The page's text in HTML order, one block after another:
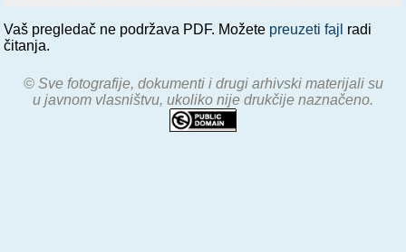
Vaš pregledač ne podržava PDF. Možete preuzeti fajl radi
čitanja.
© Sve fotografije, dokumenti i drugi arhivski materijali su
u javnom vlasništvu, ukoliko nije drukčije naznačeno.